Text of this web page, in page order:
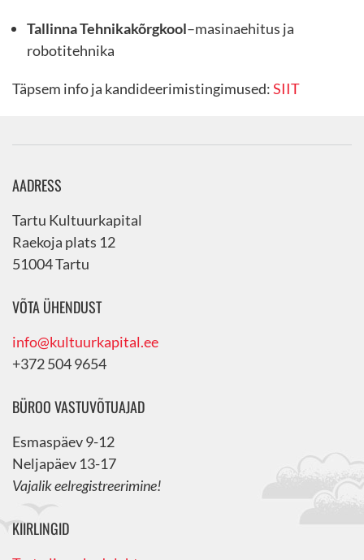
Tallinna Tehnikakõrgkool–masinaehitus ja
robotitehnika
Täpsem info ja kandideerimistingimused:SIIT
AADRESS
Tartu Kultuurkapital
Raekoja plats 12
51004 Tartu
VÕTA ÜHENDUST
info@kultuurkapital.ee
+372 504 9654
BÜROO VASTUVÕTUAJAD
Esmaspäev 9-12
Neljapäev 13-17
Vajalik eelregistreerimine!
KIIRLINGID